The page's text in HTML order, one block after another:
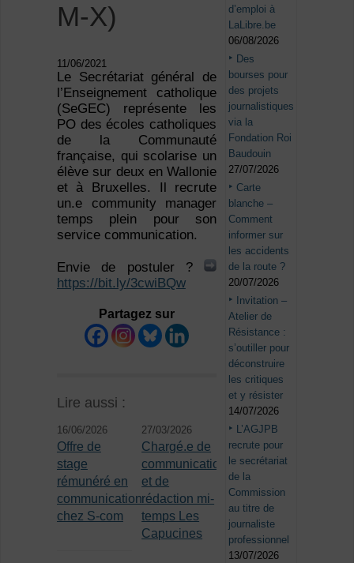
M-X)
11/06/2021
Le Secrétariat général de
l’Enseignement catholique
(SeGEC) représente les
PO des écoles catholiques
de la Communauté
française, qui scolarise un
élève sur deux en Wallonie
et à Bruxelles. Il recrute
un.e community manager
temps plein pour son
service communication.
Envie de postuler ?
https://bit.ly/3cwiBQw
Partagez sur
Lire aussi :
16/06/2026
Offre de
stage
rémunéré en
communication
chez S-com
27/03/2026
Chargé.e de
communication
et de
rédaction mi-
temps Les
Capucines
d’emploi à
LaLibre.be
06/08/2026
Des
bourses pour
des projets
journalistiques
via la
Fondation Roi
Baudouin
27/07/2026
Carte
blanche –
Comment
informer sur
les accidents
de la route ?
20/07/2026
Invitation –
Atelier de
Résistance :
s’outiller pour
déconstruire
les critiques
et y résister
14/07/2026
L’AGJPB
recrute pour
le secrétariat
de la
Commission
au titre de
journaliste
professionnel
13/07/2026